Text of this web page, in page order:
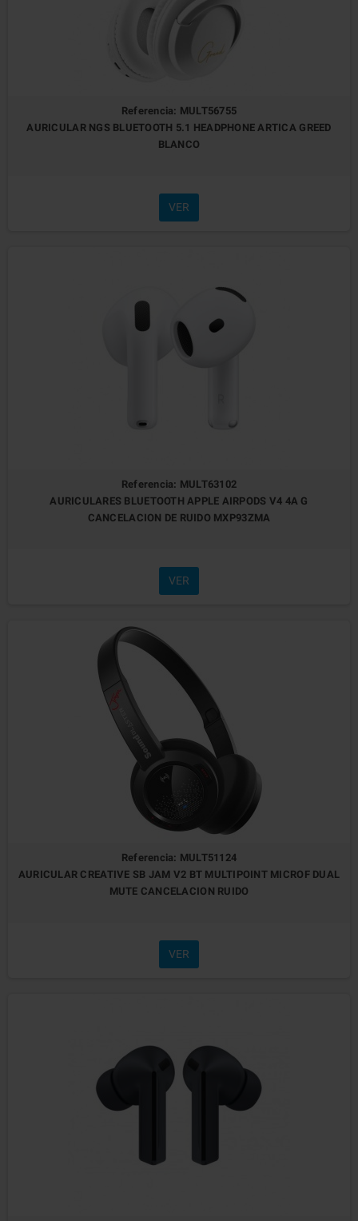
Referencia: MULT56755
AURICULAR NGS BLUETOOTH 5.1 HEADPHONE ARTICA GREED
BLANCO
VER
Referencia: MULT63102
AURICULARES BLUETOOTH APPLE AIRPODS V4 4A G
CANCELACION DE RUIDO MXP93ZMA
VER
Referencia: MULT51124
AURICULAR CREATIVE SB JAM V2 BT MULTIPOINT MICROF DUAL
MUTE CANCELACION RUIDO
VER